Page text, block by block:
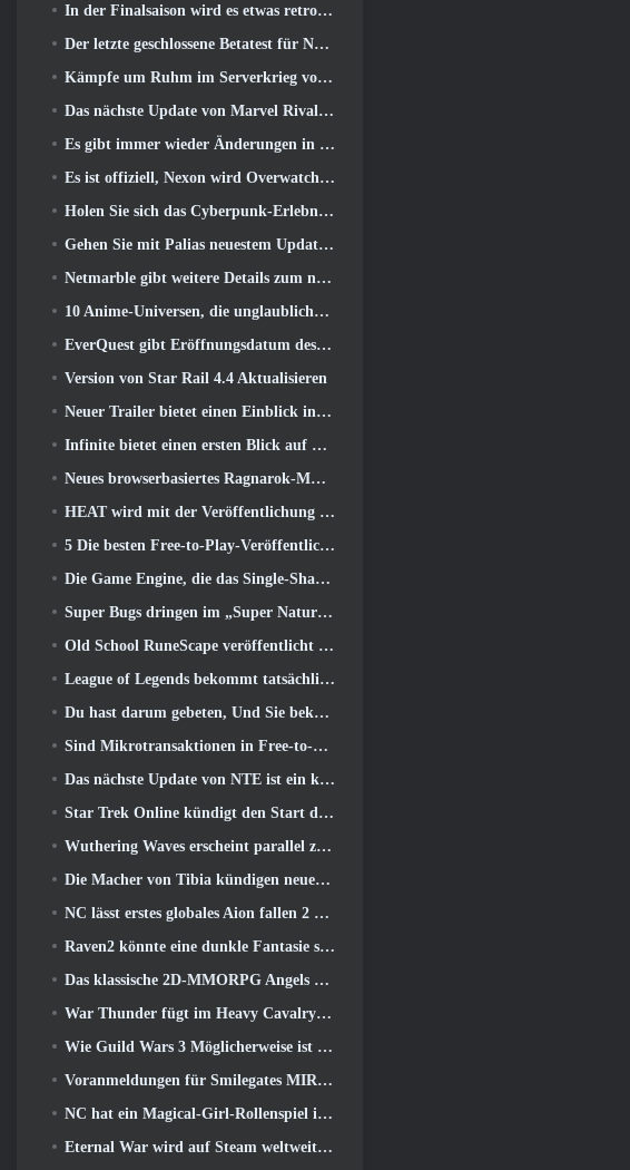
In der Finalsaison wird es etwas retro 11 Aktualisieren
Der letzte geschlossene Betatest für Nexons F2P-Shooter Sudden Attack Zero Point hat heute begonnen
Kämpfe um Ruhm im Serverkrieg von Lineage II
Das nächste Update von Marvel Rivals führt den Kampf zu den Göttern
Es gibt immer wieder Änderungen in RuneScape. Diesmal handelt es sich um Spielerunterkünfte
Es ist offiziell, Nexon wird Overwatch künftig in Südkorea veröffentlichen
Holen Sie sich das Cyberpunk-Erlebnis, Komplett mit Cyberpsychose, Im nächsten Crossover-Event von Apex Legends
Gehen Sie mit Palias neuestem Update an den Strand
Netmarble gibt weitere Details zum nächsten Solo-Leveling-Spiel bekannt, Solo-Leveling: KARMA auf der Anime Expo
10 Anime-Universen, die unglaubliche MMOs ergeben würden
EverQuest gibt Eröffnungsdatum des zweiten bekannt 2026 Zeitlich begrenzter Erweiterungsserver
Version von Star Rail 4.4 Aktualisieren
Neuer Trailer bietet einen Einblick in das Gameplay in Silver Palace
Infinite bietet einen ersten Blick auf den Meerjungfrauen-ähnlichen Helden, der in SS13 erscheint: Nachlicht
Neues browserbasiertes Ragnarok-MMORPG, Ragnarok-Universum angekündigt
HEAT wird mit der Veröffentlichung einer neuen Wüstenkarte heißer
5 Die besten Free-to-Play-Veröffentlichungen von 2025, Lohnt es sich noch, in ihnen zu spielen? 2026?
Die Game Engine, die das Single-Shard-Universum von Eve Online antreibt, ist jetzt Open Source
Super Bugs dringen im „Super Natural“-Update in Super Animal Royale ein
Old School RuneScape veröffentlicht die Großmeisterquest „The Blood Moon Rises“., Eine 20-jährige Questreihe geht zu Ende
League of Legends bekommt tatsächlich einen klassischen Modus
Du hast darum gebeten, Und Sie bekommen es. Gilden sind jetzt in Eterspire verfügbar
Sind Mikrotransaktionen in Free-to-Play-Spielen zu weit gegangen??
Das nächste Update von NTE ist ein kleiner Abstecher in ein Fantasy-Tabletop-Spiel
Star Trek Online kündigt den Start der kommenden „Undiscovered“-Staffel an
Wuthering Waves erscheint parallel zur Xbox-Version 3.5 Aktualisieren
Die Macher von Tibia kündigen neuen Playtest des Old-School-Zombie-MMORPGs an, Online bestehen bleiben
NC lässt erstes globales Aion fallen 2 Entwicklervideo, Details zum Spiel teilen
Raven2 könnte eine dunkle Fantasie sein, Aber das tut dem Sommerspaß keinen Abbruch
Das klassische 2D-MMORPG Angels Online Global startet heute
War Thunder fügt im Heavy Cavalry Update Raketenabwehrraketen und elektronische Unterstützungsmaßnahmen hinzu
Wie Guild Wars 3 Möglicherweise ist es auf der Suche nach Innovationen im MMO-Bereich
Voranmeldungen für Smilegates MIRESI sind jetzt möglich: Unsichtbare Zukunft
NC hat ein Magical-Girl-Rollenspiel im Anime-inspirierten Kunststil der 90er in Arbeit
Eternal War wird auf Steam weltweit verbreitet